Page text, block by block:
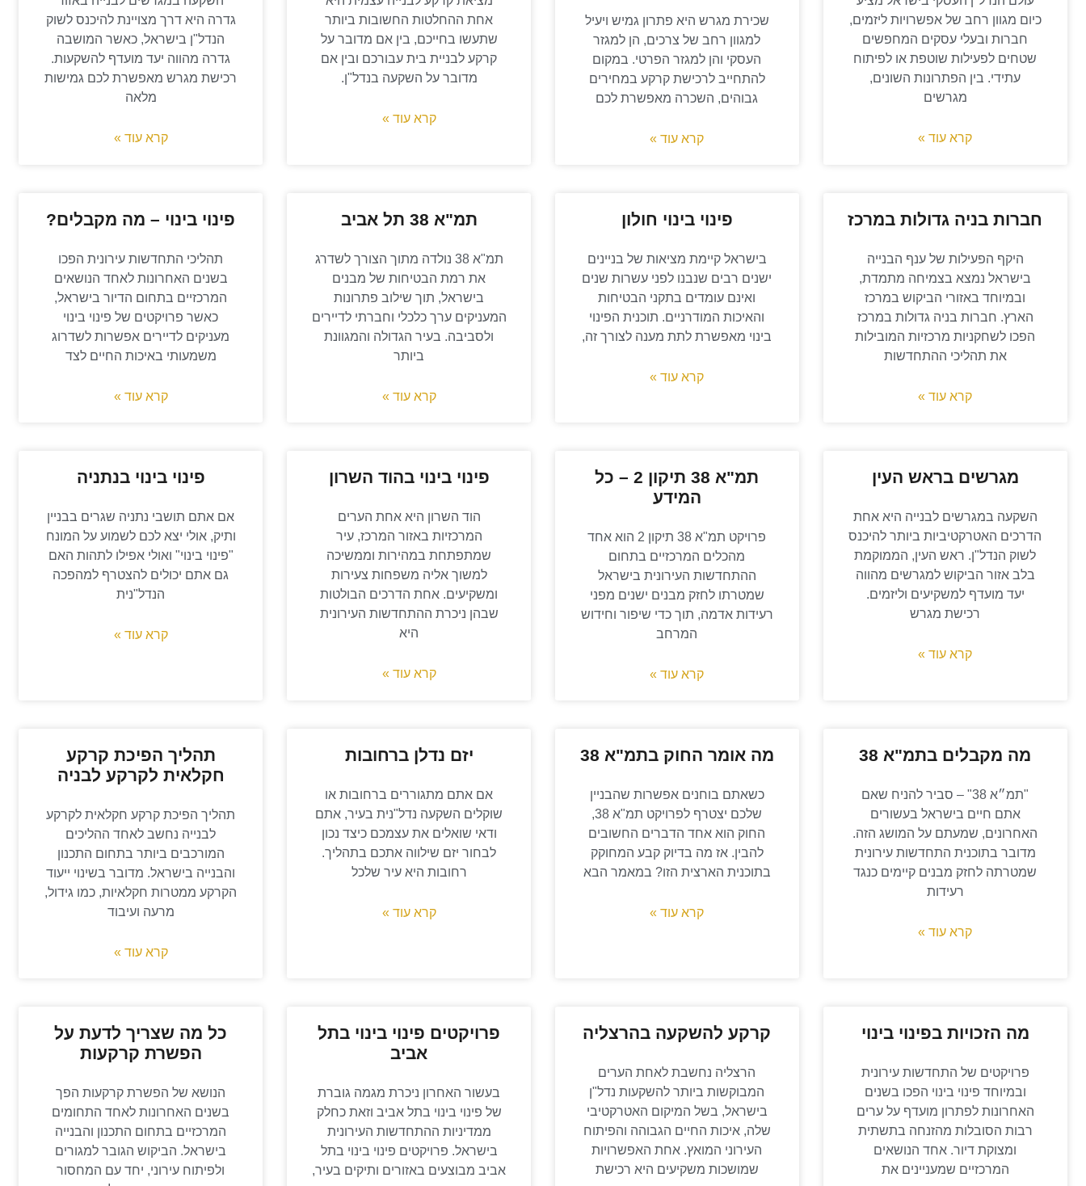
כיום מגוון רחב של אפשרויות ליזמים,
חברות ובעלי עסקים המחפשים
שטחים לפעילות שוטפת או לפיתוח
עתידי. בין הפתרונות השונים,
מגרשים
קרא עוד »
שכירת מגרש היא פתרון גמיש ויעיל
למגוון רחב של צרכים, הן למגזר
העסקי והן למגזר הפרטי. במקום
להתחייב לרכישת קרקע במחירים
גבוהים, השכרה מאפשרת לכם
קרא עוד »
אחת ההחלטות החשובות ביותר
שתעשו בחייכם, בין אם מדובר על
קרקע לבניית בית עבורכם ובין אם
מדובר על השקעה בנדל"ן.
קרא עוד »
גדרה היא דרך מצויינת להיכנס לשוק
הנדל"ן בישראל, כאשר המושבה
גדרה מהווה יעד מועדף להשקעות.
רכישת מגרש מאפשרת לכם גמישות
מלאה
קרא עוד »
חברות בניה גדולות במרכז
היקף הפעילות של ענף הבנייה
בישראל נמצא בצמיחה מתמדת,
ובמיוחד באזורי הביקוש במרכז
הארץ. חברות בניה גדולות במרכז
הפכו לשחקניות מרכזיות המובילות
את תהליכי ההתחדשות
קרא עוד »
פינוי בינוי חולון
בישראל קיימת מציאות של בניינים
ישנים רבים שנבנו לפני עשרות שנים
ואינם עומדים בתקני הבטיחות
והאיכות המודרניים. תוכנית הפינוי
בינוי מאפשרת לתת מענה לצורך זה,
קרא עוד »
תמ"א 38 תל אביב
תמ"א 38 נולדה מתוך הצורך לשדרג
את רמת הבטיחות של מבנים
בישראל, תוך שילוב פתרונות
המעניקים ערך כלכלי וחברתי לדיירים
ולסביבה. בעיר הגדולה והמגוונת
ביותר
קרא עוד »
פינוי בינוי – מה מקבלים?
תהליכי התחדשות עירונית הפכו
בשנים האחרונות לאחד הנושאים
המרכזיים בתחום הדיור בישראל,
כאשר פרויקטים של פינוי בינוי
מעניקים לדיירים אפשרות לשדרוג
משמעותי באיכות החיים לצד
קרא עוד »
מגרשים בראש העין
השקעה במגרשים לבנייה היא אחת
הדרכים האטרקטיביות ביותר להיכנס
לשוק הנדל"ן. ראש העין, הממוקמת
בלב אזור הביקוש למגרשים מהווה
יעד מועדף למשקיעים וליזמים.
רכישת מגרש
קרא עוד »
תמ"א 38 תיקון 2 – כל
המידע
פרויקט תמ"א 38 תיקון 2 הוא אחד
מהכלים המרכזיים בתחום
ההתחדשות העירונית בישראל
שמטרתו לחזק מבנים ישנים מפני
רעידות אדמה, תוך כדי שיפור וחידוש
המרחב
קרא עוד »
פינוי בינוי בהוד השרון
הוד השרון היא אחת הערים
המרכזיות באזור המרכז, עיר
שמתפתחת במהירות וממשיכה
למשוך אליה משפחות צעירות
ומשקיעים. אחת הדרכים הבולטות
שבהן ניכרת ההתחדשות העירונית
היא
קרא עוד »
פינוי בינוי בנתניה
אם אתם תושבי נתניה שגרים בבניין
ותיק, אולי יצא לכם לשמוע על המונח
"פינוי בינוי" ואולי אפילו לתהות האם
גם אתם יכולים להצטרף למהפכה
הנדל"נית
קרא עוד »
מה מקבלים בתמ"א 38
"תמ״א 38" – סביר להניח שאם
אתם חיים בישראל בעשורים
האחרונים, שמעתם על המושג הזה.
מדובר בתוכנית התחדשות עירונית
שמטרתה לחזק מבנים קיימים כנגד
רעידות
קרא עוד »
מה אומר החוק בתמ"א 38
כשאתם בוחנים אפשרות שהבניין
שלכם יצטרף לפרויקט תמ"א 38,
החוק הוא אחד הדברים החשובים
להבין. אז מה בדיוק קבע המחוקק
בתוכנית הארצית הזו? במאמר הבא
קרא עוד »
יזם נדלן ברחובות
אם אתם מתגוררים ברחובות או
שוקלים השקעה נדל"נית בעיר, אתם
ודאי שואלים את עצמכם כיצד נכון
לבחור יזם שילווה אתכם בתהליך.
רחובות היא עיר שלכל
קרא עוד »
תהליך הפיכת קרקע
חקלאית לקרקע לבניה
תהליך הפיכת קרקע חקלאית לקרקע
לבנייה נחשב לאחד ההליכים
המורכבים ביותר בתחום התכנון
והבנייה בישראל. מדובר בשינוי ייעוד
הקרקע ממטרות חקלאיות, כמו גידול,
מרעה ועיבוד
קרא עוד »
מה הזכויות בפינוי בינוי
פרויקטים של התחדשות עירונית
ובמיוחד פינוי בינוי הפכו בשנים
האחרונות לפתרון מועדף על ערים
רבות הסובלות מהזנחה בתשתית
ומצוקת דיור. אחד הנושאים
המרכזיים שמעניינים את
קרקע להשקעה בהרצליה
הרצליה נחשבת לאחת הערים
המבוקשות ביותר להשקעות נדל"ן
בישראל, בשל המיקום האטרקטיבי
שלה, איכות החיים הגבוהה והפיתוח
העירוני המואץ. אחת האפשרויות
שמושכות משקיעים היא רכישת
פרויקטים פינוי בינוי בתל
אביב
בעשור האחרון ניכרת מגמה גוברת
של פינוי בינוי בתל אביב וזאת כחלק
ממדיניות ההתחדשות העירונית
בישראל. פרויקטים פינוי בינוי בתל
אביב מבוצעים באזורים ותיקים בעיר,
כל מה שצריך לדעת על
הפשרת קרקעות
הנושא של הפשרת קרקעות הפך
בשנים האחרונות לאחד התחומים
המרכזיים בתחום התכנון והבנייה
בישראל. הביקוש הגובר למגורים
ולפיתוח עירוני, יחד עם המחסור